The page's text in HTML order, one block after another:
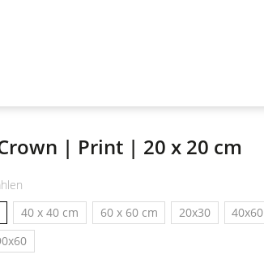
| Print | 20 x 20 cm
40 x 40 cm 60 x 60 cm 20x30 40x60